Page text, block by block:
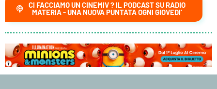
CI FACCIAMO UN CINEMIV ? IL PODCAST SU RADIO
MATERIA - UNA NUOVA PUNTATA OGNI GIOVEDI'